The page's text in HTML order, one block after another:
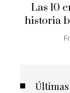
Las 10
historia